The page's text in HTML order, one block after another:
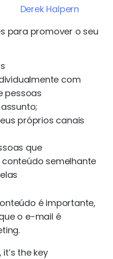
Derek Halpern
para promover o seu
com
pessoas
próprios canais
que
semelhante
é importante,
o e-mail é
it’s the key